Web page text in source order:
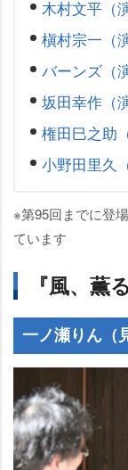
木村文平（
槇村宗一（
バーンズ（
坂田幸作（
権田巳之助
小野田里久
※第95回までに登
ています
『風、薫
一ノ瀬りん（